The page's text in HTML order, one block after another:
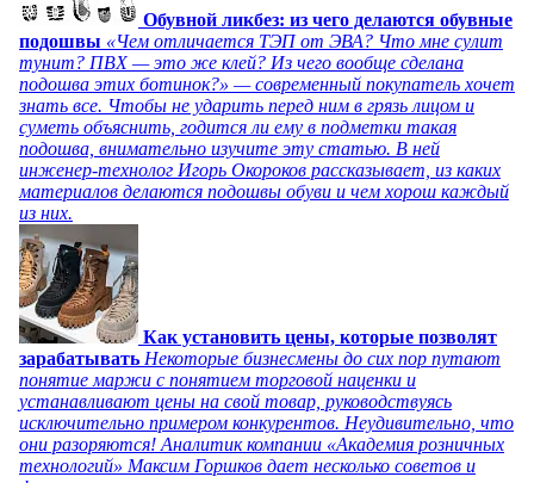
Обувной ликбез: из чего делаются обувные
подошвы «Чем отличается ТЭП от ЭВА? Что мне сулит
тунит? ПВХ — это же клей? Из чего вообще сделана
подошва этих ботинок?» — современный покупатель хочет
знать все. Чтобы не ударить перед ним в грязь лицом и
суметь объяснить, годится ли ему в подметки такая
подошва, внимательно изучите эту статью. В ней
инженер-технолог Игорь Окороков рассказывает, из каких
материалов делаются подошвы обуви и чем хорош каждый
из них.
Как установить цены, которые позволят
зарабатывать Некоторые бизнесмены до сих пор путают
понятие маржи с понятием торговой наценки и
устанавливают цены на свой товар, руководствуясь
исключительно примером конкурентов. Неудивительно, что
они разоряются! Аналитик компании «Академия розничных
технологий» Максим Горшков дает несколько советов и